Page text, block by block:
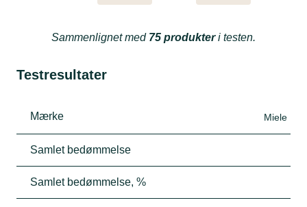
Sammenlignet med 75 produkteri testen.
Testresultater
Mærke Miele
Samlet bedømmelse
Samlet bedømmelse, %